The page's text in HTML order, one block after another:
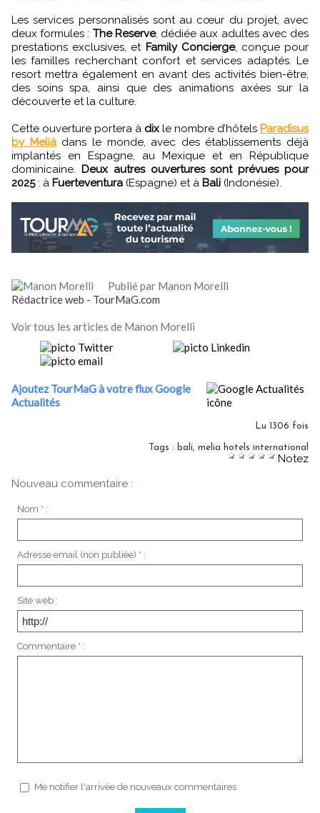
Les services personnalisés sont au cœur du projet, avec
deux formules : The Reserve, dédiée aux adultes avec des
prestations exclusives, et Family Concierge, conçue pour
les familles recherchant confort et services adaptés. Le
resort mettra également en avant des activités bien-être,
des soins spa, ainsi que des animations axées sur la
découverte et la culture.
Cette ouverture portera à dix le nombre d’hôtels Paradisus
by Meliádans le monde, avec des établissements déjà
implantés en Espagne, au Mexique et en République
dominicaine. Deux autres ouvertures sont prévues pour
2025: à Fuerteventura (Espagne) et à Bali (Indonésie).
Publié par Manon Morelli
Rédactrice web - TourMaG.com
Voir tous les articles de Manon Morelli
Ajoutez TourMaG à votre flux Google
Actualités
Lu 1306 fois
Tags : bali, melia hotels international
Notez
Nouveau commentaire :
Nom * :
Adresse email (non publiée) * :
Site web :
Commentaire * :
Me notifier l'arrivée de nouveaux commentaires